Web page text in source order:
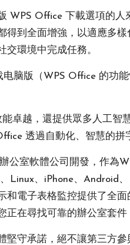
WPS Office 下載選項的
得到全面增強，以適應多
交環境中完成任務。
电脑版
（WPS Office 的功
卓越，還提供眾多人工智
透過自動化、智慧的拼
公室軟體公司開發，作為
Linux、iPhone、Android
和電子表格監控提供了全
正在尋找可靠的辦公室套
堅守承諾，絕不讓第三方